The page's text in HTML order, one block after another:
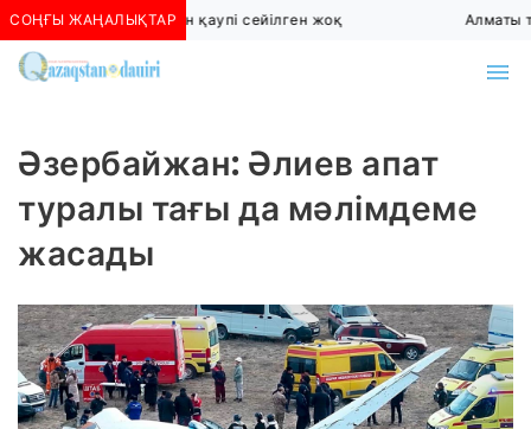
СОҢҒЫ ЖАҢАЛЫҚТАР
Алматыда көшкін қаупі сейілген жоқ Алматы
Әзербайжан: Әлиев апат
туралы тағы да мәлімдеме
жасады